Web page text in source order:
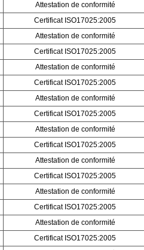
Attestation de conformité
Certificat ISO17025:2005
Attestation de conformité
Certificat ISO17025:2005
Attestation de conformité
Certificat ISO17025:2005
Attestation de conformité
Certificat ISO17025:2005
Attestation de conformité
Certificat ISO17025:2005
Attestation de conformité
Certificat ISO17025:2005
Attestation de conformité
Certificat ISO17025:2005
Attestation de conformité
Certificat ISO17025:2005